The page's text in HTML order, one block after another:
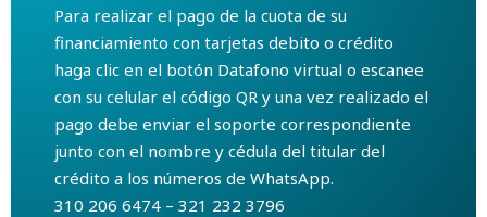
Para realizar el pago de la cuota de su
financiamiento con tarjetas debito o crédito
haga clic en el botón Datafono virtual o escanee
con su celular el código QR y una vez realizado el
pago debe enviar el soporte correspondiente
junto con el nombre y cédula del titular del
crédito a los números de WhatsApp.
310 206 6474 – 321 232 3796